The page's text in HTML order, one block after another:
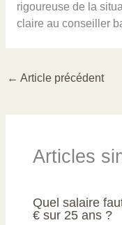
rigoureuse de la
claire au conseiller
← Article précédent
Articles
Quel salaire
€ sur 25 ans ?